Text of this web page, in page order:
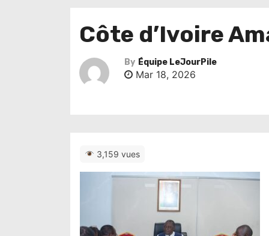
Côte d’Ivoire
By Équipe LeJourPile
Mar 18, 2026
3,159 vues